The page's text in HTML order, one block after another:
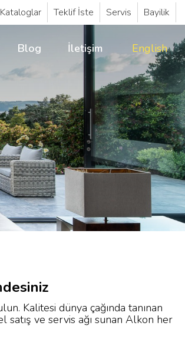
Bayilik
Servis
Teklif İste
Kataloglar
Blog İletişim English
Kalitesi dünya çağında tanınan
ve servis ağı sunan Alkon her